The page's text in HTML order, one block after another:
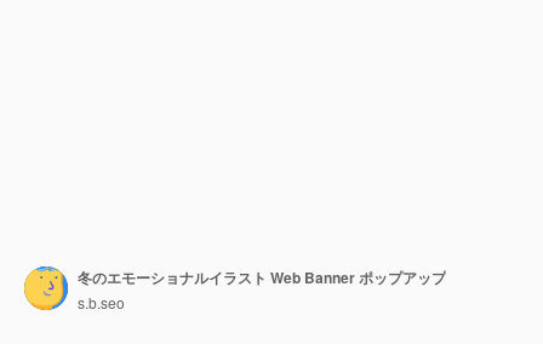
冬のエモーショナルイラスト Web Banner ポップアップ
s.b.seo